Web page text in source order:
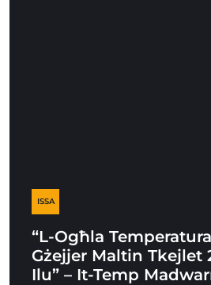
ISSA
“L-Ogħla
Gżejjer Maltin Tkejlet
Ilu” – It-Temp